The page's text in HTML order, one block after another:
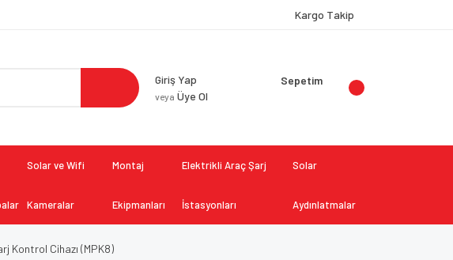
Kargo Takip
Giriş Yap
veya Üye Ol
Sepetim
Solar ve Wifi
Kameralar
Montaj
Ekipmanları
Elektrikli Araç Şarj
İstasyonları
Solar
Aydınlatmalar
Kontrol Cihazı (MPK8)